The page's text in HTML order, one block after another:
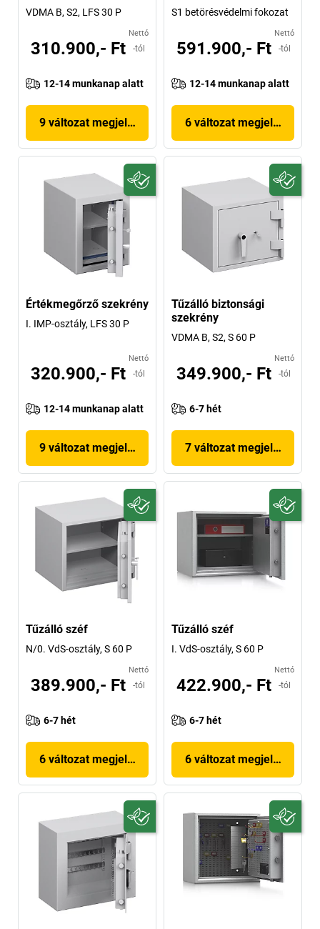
VDMA B, S2, LFS 30 P
Nettó
310.900,- Ft -tól
12-14 munkanap alatt
9 változat megjelenítése
S1 betörésvédelmi fokozat
Nettó
591.900,- Ft -tól
12-14 munkanap alatt
6 változat megjelenítése
Értékmegőrző szekrény
I. IMP-osztály, LFS 30 P
Nettó
320.900,- Ft -tól
12-14 munkanap alatt
9 változat megjelenítése
Tűzálló biztonsági
szekrény
VDMA B, S2, S 60 P
Nettó
349.900,- Ft -tól
6-7 hét
7 változat megjelenítése
Tűzálló széf
N/0. VdS-osztály, S 60 P
Nettó
389.900,- Ft -tól
6-7 hét
6 változat megjelenítése
Tűzálló széf
I. VdS-osztály, S 60 P
Nettó
422.900,- Ft -tól
6-7 hét
6 változat megjelenítése